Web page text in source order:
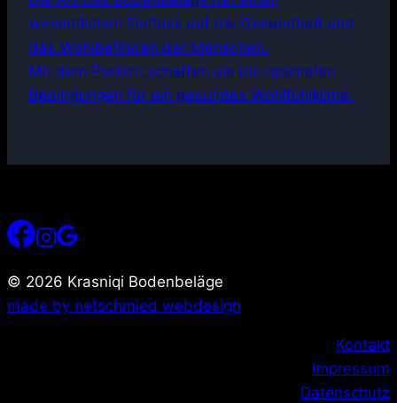
wesentlichen Einfluss auf die Gesundheit und
das Wohlbefinden der Menschen.
Mit dem Parkett schaffen sie die optimalen
Bedingungen für ein gesundes Wohlfühlklima.
© 2026 Krasniqi Bodenbeläge
made by netschmied webdesign
Kontakt
Impressum
Datenschutz